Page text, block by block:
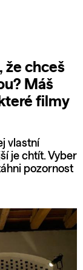
že chceš
Máš
filmy
vlastní
je chtít. Vyber
pozornost